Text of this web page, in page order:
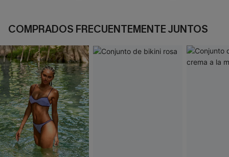
COMPRADOS FRECUENTEMENTE JUNTOS